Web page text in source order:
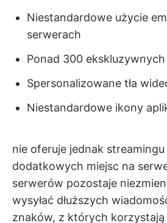
Niestandardowe użycie
serwerach
Ponad 300
Spersonalizowane tła
Niestandardowe ikony
nie oferuje jednak streamingu
dodatkowych miejsc na
serwerów pozostaje
wysyłać dłuższych
znaków, z których